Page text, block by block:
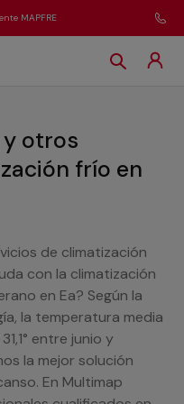
MAPFRE
y otros
frío en
de climatización
con la climatización
en Ea? Según la
la temperatura media
entre junio y
la mejor solución
En Multimap